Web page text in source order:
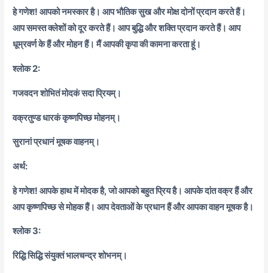
हे गणेश! आपको नमस्कार है। आप भौतिक सुख और मोक्ष दोनों प्रदान करते हैं।
आप समस्त क्लेशों को दूर करते हैं। आप बुद्धि और शक्ति प्रदान करते हैं। आप
धूम्रवर्ण के हैं और मोहन हैं। मैं आपकी कृपा की कामना करता हूं।
श्लोक 2:
गजवदन शोभितं मोदकं सदा प्रियम्।
वक्रतुण्ड धारकं कृष्णपिच्छ मोहनम्।
सुरानां प्रधानं मूषक वाहनम्।
अर्थ:
हे गणेश! आपके हाथ में मोदक है, जो आपको बहुत प्रिय है। आपके दांत वक्र हैं और
आप कृष्णपिच्छ से मोहक हैं। आप देवताओं के प्रधान हैं और आपका वाहन मूषक है।
श्लोक 3:
रिद्धि सिद्धि संयुक्तं भालचन्द्र शोभनम्।